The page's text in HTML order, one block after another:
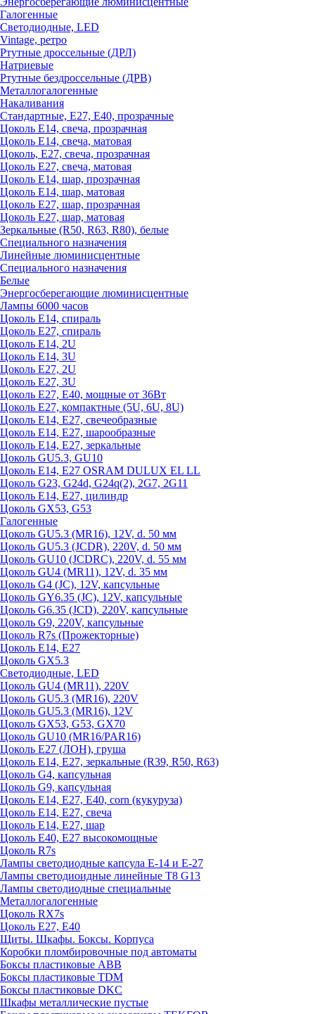
Галогенные
Светодиодные, LED
Vintage, ретро
Ртутные дроссельные (ДРЛ)
Натриевые
Ртутные бездроссельные (ДРВ)
Металлогалогенные
Накаливания
Стандартные, Е27, Е40, прозрачные
Цоколь Е14, свеча, прозрачная
Цоколь Е14, свеча, матовая
Цоколь, Е27, свеча, прозрачная
Цоколь Е27, свеча, матовая
Цоколь Е14, шар, прозрачная
Цоколь Е14, шар, матовая
Цоколь Е27, шар, прозрачная
Цоколь Е27, шар, матовая
Зеркальные (R50, R63, R80), белые
Специального назначения
Линейные люминисцентные
Специального назначения
Белые
Энергосберегающие люминисцентные
Лампы 6000 часов
Цоколь Е14, спираль
Цоколь Е27, спираль
Цоколь Е14, 2U
Цоколь Е14, 3U
Цоколь Е27, 2U
Цоколь Е27, 3U
Цоколь Е27, Е40, мощные от 36Вт
Цоколь Е27, компактные (5U, 6U, 8U)
Цоколь Е14, Е27, свечеобразные
Цоколь Е14, Е27, шарообразные
Цоколь Е14, Е27, зеркальные
Цоколь GU5.3, GU10
Цоколь Е14, Е27 OSRAM DULUX EL LL
Цоколь G23, G24d, G24q(2), 2G7, 2G11
Цоколь Е14, Е27, цилиндр
Цоколь GX53, G53
Галогенные
Цоколь GU5.3 (MR16), 12V, d. 50 мм
Цоколь GU5.3 (JCDR), 220V, d. 50 мм
Цоколь GU10 (JCDRC), 220V, d. 55 мм
Цоколь GU4 (MR11), 12V, d. 35 мм
Цоколь G4 (JC), 12V, капсульные
Цоколь GY6.35 (JC), 12V, капсульные
Цоколь G6.35 (JCD), 220V, капсульные
Цоколь G9, 220V, капсульные
Цоколь R7s (Прожекторные)
Цоколь E14, E27
Цоколь GX5.3
Светодиодные, LED
Цоколь GU4 (MR11), 220V
Цоколь GU5.3 (MR16), 220V
Цоколь GU5.3 (MR16), 12V
Цоколь GX53, G53, GX70
Цоколь GU10 (MR16/PAR16)
Цоколь Е27 (ЛОН), груша
Цоколь Е14, Е27, зеркальные (R39, R50, R63)
Цоколь G4, капсульная
Цоколь G9, капсульная
Цоколь Е14, Е27, Е40, corn (кукуруза)
Цоколь Е14, Е27, свеча
Цоколь Е14, Е27, шар
Цоколь Е40, Е27 высокомощные
Цоколь R7s
Лампы светодиодные капсула Е-14 и Е-27
Лампы светодиоидные линейные T8 G13
Лампы светодиодные специальные
Металлогалогенные
Цоколь RX7s
Цоколь Е27, E40
Щиты. Шкафы. Боксы. Корпуса
Коробки пломбировочные под автоматы
Боксы пластиковые ABB
Боксы пластиковые TDM
Боксы пластиковые DKC
Шкафы металлические пустые